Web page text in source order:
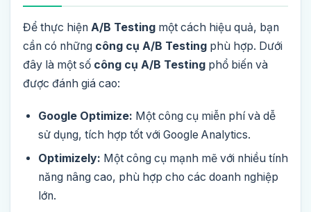
Để thực hiện A/B Testing một cách hiệu quả, bạn
cần có những công cụ A/B Testing phù hợp. Dưới
đây là một số công cụ A/B Testing phổ biến và
được đánh giá cao:
Google Optimize: Một công cụ miễn phí và dễ
sử dụng, tích hợp tốt với Google Analytics.
Optimizely: Một công cụ mạnh mẽ với nhiều tính
năng nâng cao, phù hợp cho các doanh nghiệp
lớn.